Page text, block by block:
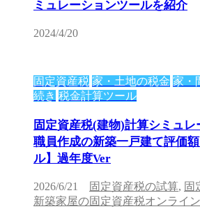
ミュレーションツールを紹介
2024/4/20
固定資産税 家・土地の税金 家・
続き 税金計算ツール
固定資産税(建物)計算シミュ
職員作成の新築一戸建て評価
ル】過年度Ver
2026/6/21 固定資産税の試算, 固
新築家屋の固定資産税オンライ